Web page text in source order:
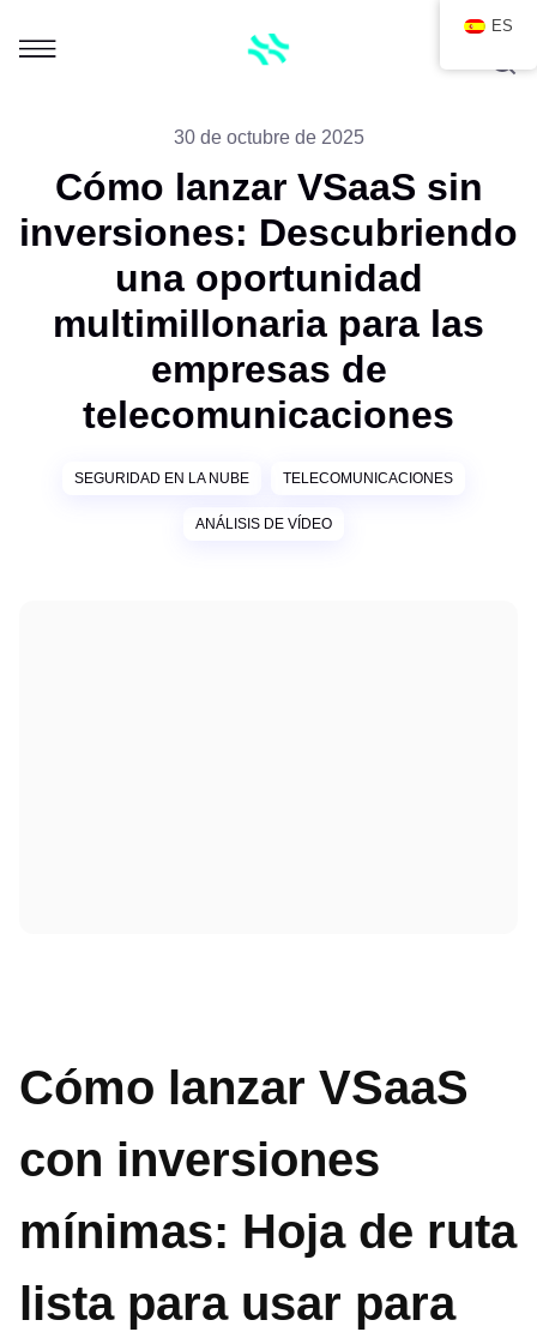
30 de octubre de 2025
Cómo lanzar VSaaS sin
inversiones: Descubriendo
una oportunidad
multimillonaria para las
empresas de
telecomunicaciones
SEGURIDAD EN LA NUBE TELECOMUNICACIONES
ANÁLISIS DE VÍDEO
Cómo lanzar VSaaS
con inversiones
mínimas: Hoja de ruta
lista para usar para
ES